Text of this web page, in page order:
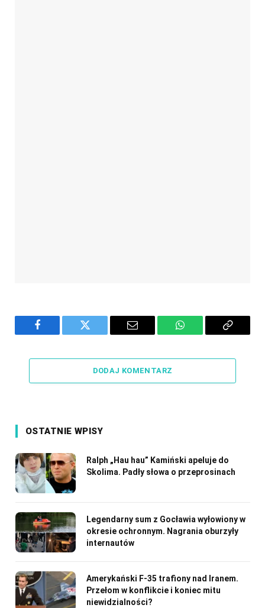
Facebook Twitter Email WhatsAppCopy
DODAJ KOMENTARZ
OSTATNIE WPISY
Ralph „Hau hau” Kamiński apeluje do
Skolima. Padły słowa o przeprosinach
Legendarny sum z Gocławia wyłowiony w
okresie ochronnym. Nagrania oburzyły
internautów
Amerykański F-35 trafiony nad Iranem.
Przełom w konflikcie i koniec mitu
niewidzialności?